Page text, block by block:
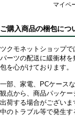
マイペ
ご購入商品の梱包につ
ツクモネットショップ
パーツの配送に緩衝材
包を心がけております。
一部、家電、PCケース
観点から、商品パッケ
出荷する場合がござい
中のトラブル等で発生